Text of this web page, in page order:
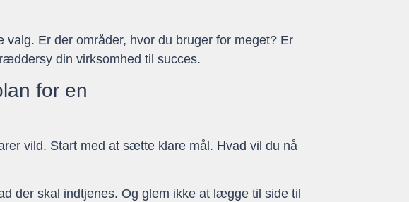
Er der områder, hvor du bruger for meget? Er
din virksomhed til succes.
for en
vild. Start med at sætte klare mål. Hvad vil du nå
der skal indtjenes. Og glem ikke at lægge til side til